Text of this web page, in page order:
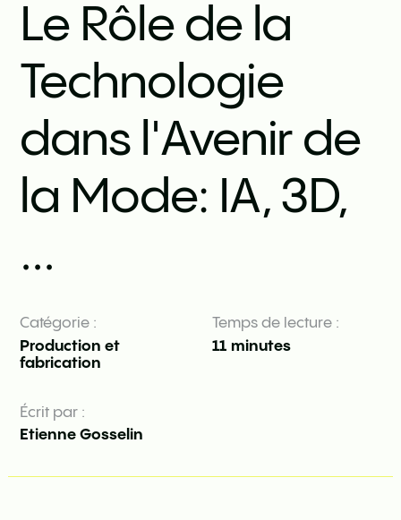
Le Rôle de la
Technologie
dans l'Avenir de
la Mode: IA, 3D,
...
Catégorie :
Production et
fabrication
Temps de lecture :
11 minutes
Écrit par :
Etienne Gosselin